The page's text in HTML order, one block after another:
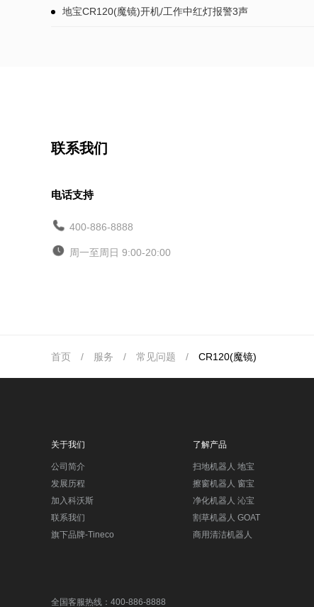
地宝CR120(魔镜)开机/工作中红灯报警3声
联系我们
电话支持
400-886-8888
周一至周日 9:00-20:00
首页 / 服务 / 常见问题 / CR120(魔镜)
关于我们
公司简介
发展历程
加入科沃斯
联系我们
旗下品牌-Tineco
了解产品
扫地机器人 地宝
擦窗机器人 窗宝
净化机器人 沁宝
割草机器人 GOAT
商用清洁机器人
全国客服热线：400-886-8888